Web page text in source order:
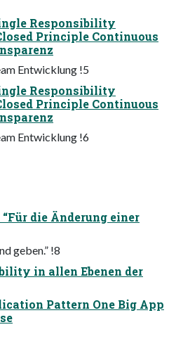
Responsibility
Principle Continuous
Entwicklung !5
Responsibility
Principle Continuous
Entwicklung !6
die Änderung einer
geben.” !8
in allen Ebenen der
Pattern One Big App